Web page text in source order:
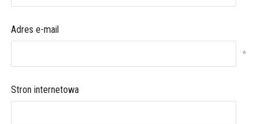
Adres e-mail
*
Stron internetowa